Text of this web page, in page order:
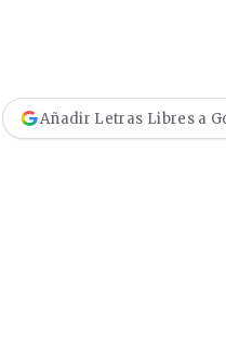
Añadir Letras Libres a